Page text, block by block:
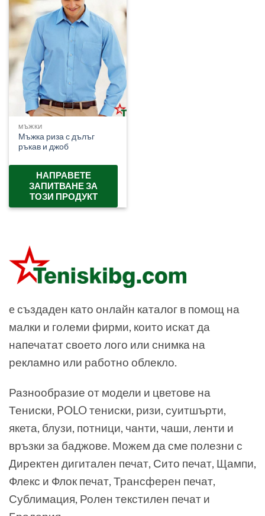
МЪЖКИ
Мъжка риза с дълъг
ръкав и джоб
НАПРАВЕТЕ
ЗАПИТВАНЕ ЗА
ТОЗИ ПРОДУКТ
e създаден като онлайн каталог в помощ на
малки и големи фирми, които искат да
напечатат своето лого или снимка на
рекламно или работно облекло.
Разнообразие от модели и цветове на
Тениски, POLO тениски, ризи, суитшърти,
якета, блузи, потници, чанти, чаши, ленти и
връзки за баджове. Можем да сме полезни с
Директен дигитален печат, Сито печат, Щампи,
Флекс и Флок печат, Трансферен печат,
Сублимация, Ролен текстилен печат и